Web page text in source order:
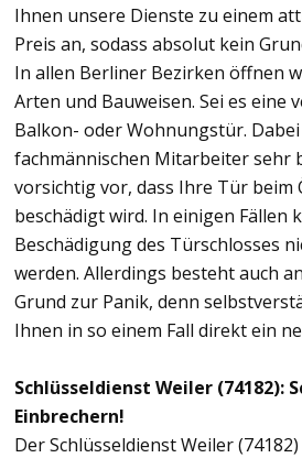
Ihnen unsere Dienste zu einem
Preis an, sodass absolut kein
In allen Berliner Bezirken öffnen
Arten und Bauweisen. Sei es eine
Balkon- oder Wohnungstür.
fachmännischen Mitarbeiter sehr
vorsichtig vor, dass Ihre Tür beim
beschädigt wird. In einigen Fällen
Beschädigung des Türschlosses
werden. Allerdings besteht auch
Grund zur Panik, denn
Ihnen in so einem Fall direkt ein
Schlüsseldienst Weiler (74182):
Einbrechern!
Der Schlüsseldienst Weiler